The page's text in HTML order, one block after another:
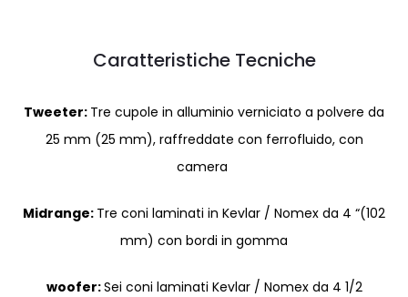
Caratteristiche Tecniche
Tweeter: Tre cupole in alluminio verniciato a polvere da
25 mm (25 mm), raffreddate con ferrofluido, con
camera
Midrange: Tre coni laminati in Kevlar / Nomex da 4 “(102
mm) con bordi in gomma
woofer:Sei coni laminati Kevlar / Nomex da 4 1/2